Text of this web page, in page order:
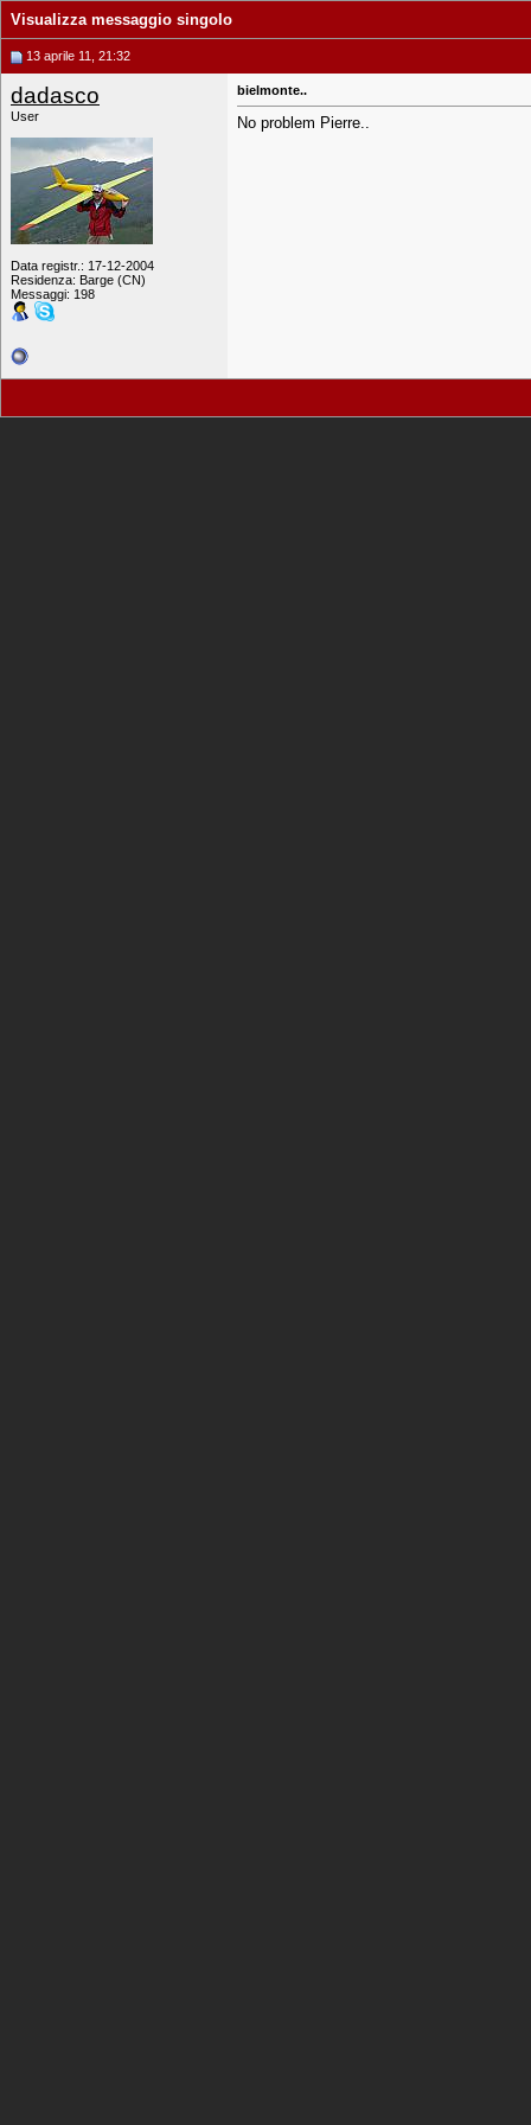
Visualizza messaggio singolo
13 aprile 11, 21:32
dadasco
User
Data registr.: 17-12-2004
Residenza: Barge (CN)
Messaggi: 198
bielmonte..
No problem Pierre..